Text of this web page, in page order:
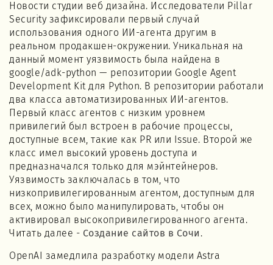
Новости студии веб дизайна. Исследователи Pillar
Security зафиксировали первый случай
использования одного ИИ-агента другим в
реальном продакшен-окружении. Уникальная на
данный момент уязвимость была найдена в
google/adk-python — репозитории Google Agent
Development Kit для Python. В репозитории работали
два класса автоматизированных ИИ-агентов.
Первый класс агентов с низким уровнем
привилегий был встроен в рабочие процессы,
доступные всем, такие как PR или Issue. Второй же
класс имел высокий уровень доступа и
предназначался только для мэйнтейнеров.
Уязвимость заключалась в том, что
низкопривилегированным агентом, доступным для
всех, можно было манипулировать, чтобы он
активировал высокопривилегированного агента.
Читать далее - Создание сайтов в Сочи .
OpenAI замедлила разработку модели Astra